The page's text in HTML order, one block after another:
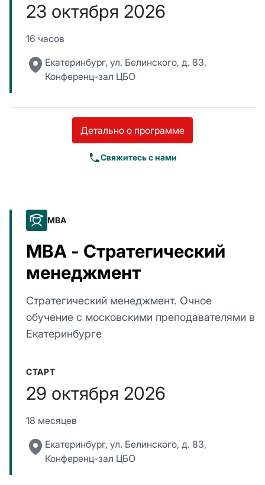
23 октября 2026
16 часов
Екатеринбург, ул. Белинского, д. 83,
Конференц-зал ЦБО
Детально о программе
Свяжитесь с нами
MBA
MBA - Стратегический
менеджмент
Стратегический менеджмент. Очное
обучение с московскими преподавателями в
Екатеринбурге
СТАРТ
29 октября 2026
18 месяцев
Екатеринбург, ул. Белинского, д. 83,
Конференц-зал ЦБО